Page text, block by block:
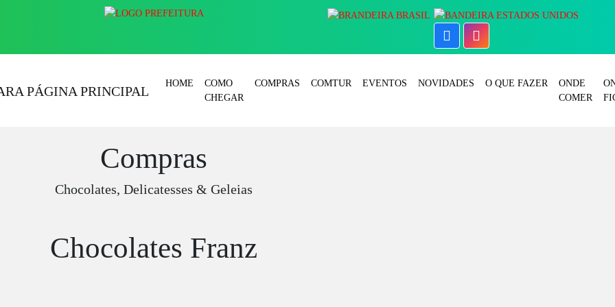
HOME
COMO
CHEGAR
COMPRAS COMTUR EVENTOS NOVIDADES O QUE FAZER
ONDE
COMER
Compras
Chocolates, Delicatesses & Geleias
Chocolates Franz